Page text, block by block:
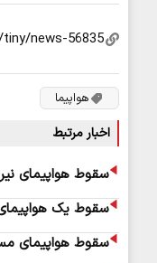
هواپیما
اخبار مرتبط
سقوط هواپیمای
سقوط یک
سقوط هواپیمای